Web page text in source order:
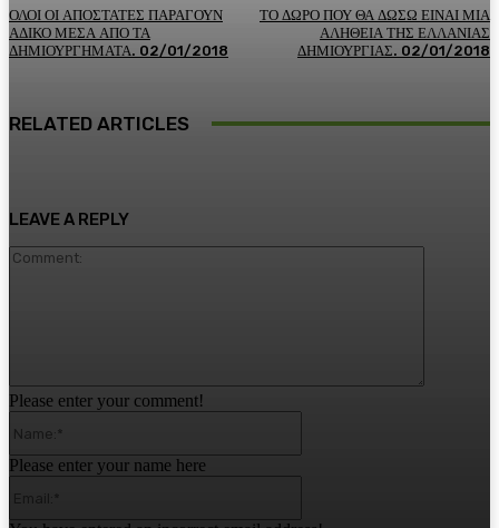
ΟΛΟΙ ΟΙ ΑΠΟΣΤΑΤΕΣ ΠΑΡΑΓΟΥΝ
ΑΔΙΚΟ ΜΕΣΑ ΑΠΟ ΤΑ
ΔΗΜΙΟΥΡΓΗΜΑΤΑ. 02/01/2018
ΤΟ ΔΩΡΟ ΠΟΥ ΘΑ ΔΩΣΩ ΕΙΝΑΙ ΜΙΑ
ΑΛΗΘΕΙΑ ΤΗΣ ΕΛΛΑΝΙΑΣ
ΔΗΜΙΟΥΡΓΙΑΣ. 02/01/2018
RELATED ARTICLES
LEAVE A REPLY
Please enter your comment!
Please enter your name here